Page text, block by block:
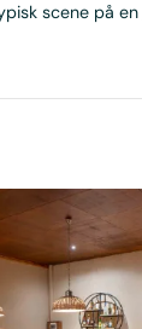
scene på en